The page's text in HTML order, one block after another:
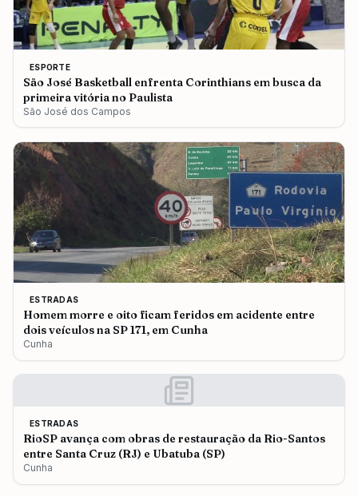
ESPORTE
São José Basketball enfrenta Corinthians em busca da
primeira vitória no Paulista
São José dos Campos
ESTRADAS
Homem morre e oito ficam feridos em acidente entre
dois veículos na SP 171, em Cunha
Cunha
ESTRADAS
RioSP avança com obras de restauração da Rio-Santos
entre Santa Cruz (RJ) e Ubatuba (SP)
Cunha